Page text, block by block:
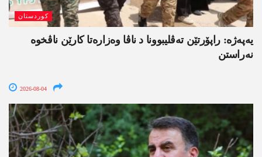
کوردستان
یەپەژە: راپۆرتێن تەڤلیبوونا د ناڤا وەزارەتا کارێن ناڤخوە
نەراستن
2026-08-04